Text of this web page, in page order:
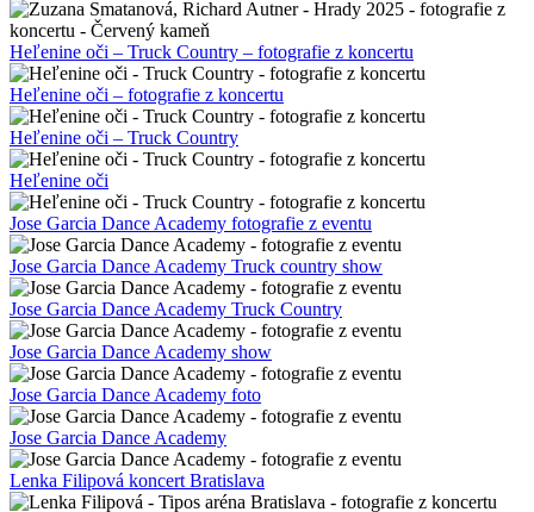
Heľenine oči – Truck Country – fotografie z koncertu
Heľenine oči – fotografie z koncertu
Heľenine oči – Truck Country
Heľenine oči
Jose Garcia Dance Academy fotografie z eventu
Jose Garcia Dance Academy Truck country show
Jose Garcia Dance Academy Truck Country
Jose Garcia Dance Academy show
Jose Garcia Dance Academy foto
Jose Garcia Dance Academy
Lenka Filipová koncert Bratislava